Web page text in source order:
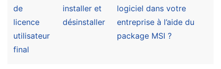
de
licence
utilisateur
final
installer et
désinstaller
logiciel dans votre
entreprise à l’aide du
package MSI ?